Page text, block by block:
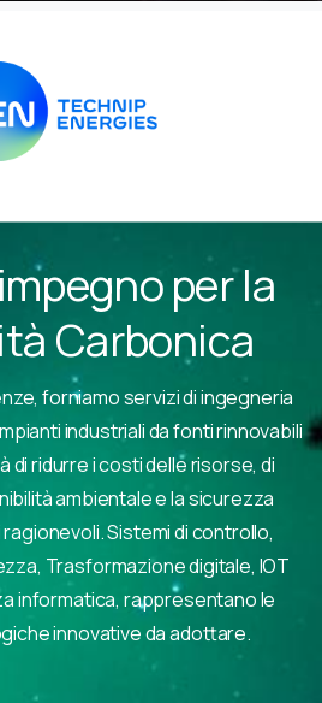
per la
Carbonica
forniamo servizi di ingegneria
industriali da fonti rinnovabili
di ridurre i costi delle risorse, di
ambientale e la sicurezza
Sistemi di controllo,
Trasformazione digitale, IOT
informatica, rappresentano le
innovative da adottare.